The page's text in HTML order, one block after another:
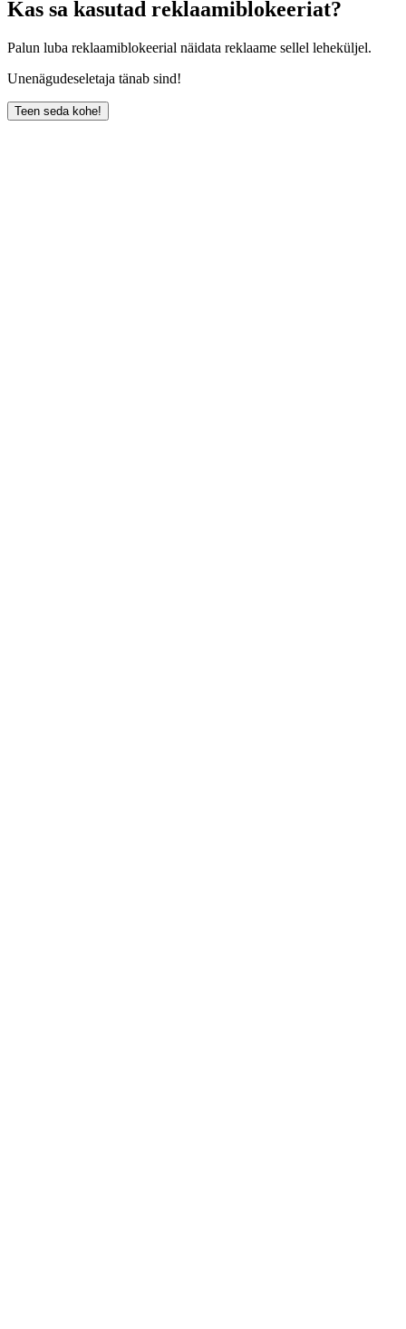
Kas sa kasutad reklaamiblokeeriat?
Palun luba reklaamiblokeerial näidata reklaame sellel leheküljel.
Unenägudeseletaja tänab sind!
Teen seda kohe!